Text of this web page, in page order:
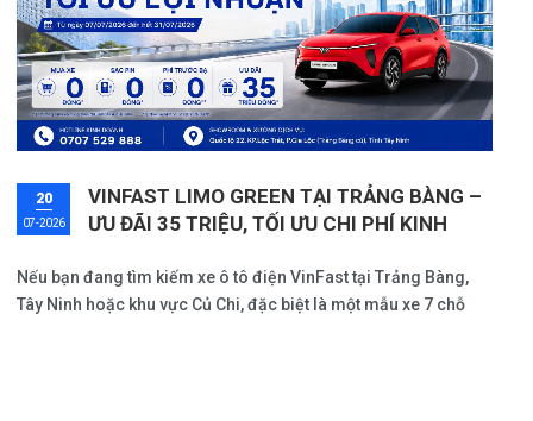
20
07-2026
VINFAST LIMO GREEN TẠI TRẢNG BÀNG –
ƯU ĐÃI 35 TRIỆU, TỐI ƯU CHI PHÍ KINH
Nếu bạn đang tìm kiếm xe ô tô điện VinFast tại Trảng Bàng,
Tây Ninh hoặc khu vực Củ Chi, đặc biệt là một mẫu xe 7 chỗ